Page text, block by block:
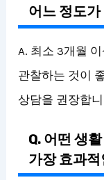
어느 정도
A. 최소 3개월
관찰하는 것이
상담을 권장합
Q. 어떤 생
가장 효과